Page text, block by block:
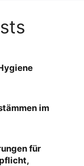
im
für